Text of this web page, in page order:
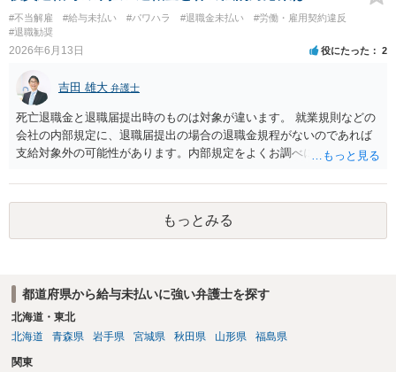
安については、実際のメール・チャット・業務内容の資料をお持ちの
うえ、弁護士に個別相談されることをおすすめします。
が一定の場合、信義則に反し許されないとされる場合があります（つ
まり時効の首長ができないので権利が認められる）。 ただ非常に例外
的なケースなので、あなたの事案で時効の援用が信義則違反といえる
不可能」と考えてください）。 一度、当時の事情を文書化して直接弁
護士に面談相談されることをお勧めします。
#不当解雇 #給与未払い #パワハラ #退職金未払い
#労働・雇用契約違反
#退職勧奨
2026年6月13日 役にたった 2
吉田 雄大 弁護士
死亡退職金と退職届提出時のものは対象が違います。 就業規則などの
会社の内部規定に、退職届提出の場合の退職金規程がないのであれば
支給対象外の可能性があります。内部規定をよくお調べになったほう
め、調査のためにも弁護士にご依頼なさるほうが良いと思います。
もっとみる
都道府県から給与未払いに強い弁護士を探す
北海道・東北
北海道
青森県 岩手県 宮城県 秋田県 山形県 福島県
関東